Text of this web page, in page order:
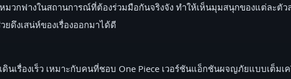
มวกฟางในสถานการณ์ที่ต้องร่วมมือกันจริงจัง ทำให้เห็นมุมสนุกของแต่ละ
ดึงเสน่ห์ของเรื่องออกมาได้ดี
นเรื่องเร็ว เหมาะกับคนที่ชอบ One Piece เวอร์ชันแอ็กชันผจญภัยแบบเต็